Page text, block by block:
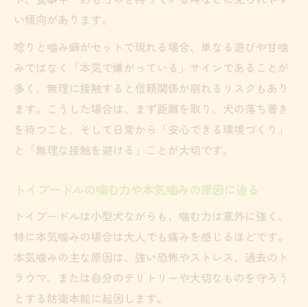
い傾向があります。
唸りと噛み癖がセットで現れる場合、単なる遊びや甘噛
みではなく「本気で嫌がっている」サインであることが
多く、無理に接触すると信頼関係が崩れるリスクもあり
ます。こうした場合は、まず距離を取り、犬の落ち着き
を待つこと、そして日常から「安心できる環境づくり」
と「無理な接触を避ける」ことが大切です。
トイプードルの噛む力や本気噛みの原因に迫る
トイプードルは小型犬ながらも、噛む力は意外に強く、
特に本気噛みの場合は大人でも痛みを感じるほどです。
本気噛みの主な原因は、強い恐怖やストレス、過去のト
ラウマ、または自分のテリトリーや大切なものを守ろう
とする防衛本能に起因します。